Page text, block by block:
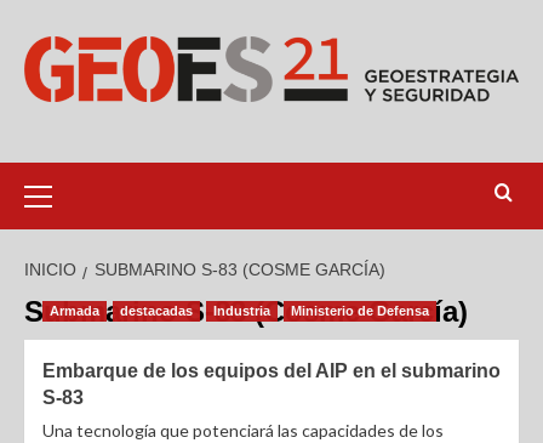
INICIO SUBMARINO S-83 (COSME GARCÍA)
Submarino S-83 (Cosme García)
Armada destacadas Industria Ministerio de Defensa
Embarque de los equipos del AIP en el submarino
S-83
Una tecnología que potenciará las capacidades de los